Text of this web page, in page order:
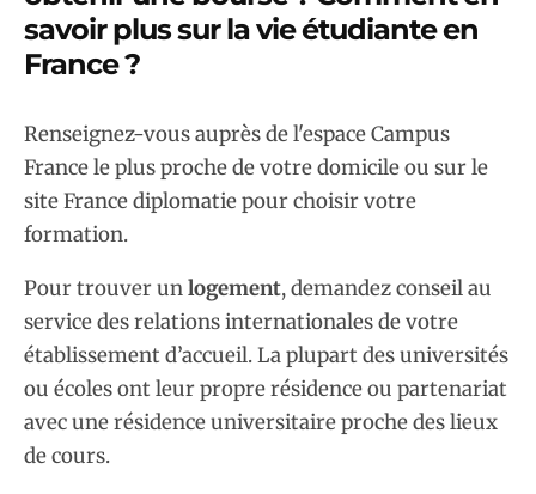
savoir plus sur la vie étudiante en
France ?
Renseignez-vous auprès de l'espace Campus
France le plus proche de votre domicile ou sur le
site France diplomatie pour choisir votre
formation.
Pour trouver unlogement, demandez conseil au
service des relations internationales de votre
établissement d’accueil. La plupart des universités
ou écoles ont leur propre résidence ou partenariat
avec une résidence universitaire proche des lieux
de cours.